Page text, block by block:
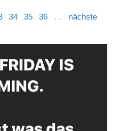
34 35 36 … nächste